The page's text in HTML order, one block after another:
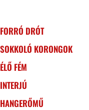
FORRÓ DRÓT
SOKKOLÓ KORONGOK
ÉLŐ FÉM
INTERJÚ
HANGERŐMŰ